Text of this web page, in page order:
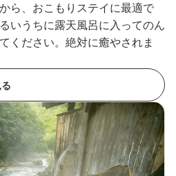
ら、おこもりステイに最適で
いうちに露天風呂に入ってのん
ください。絶対に癒やされま